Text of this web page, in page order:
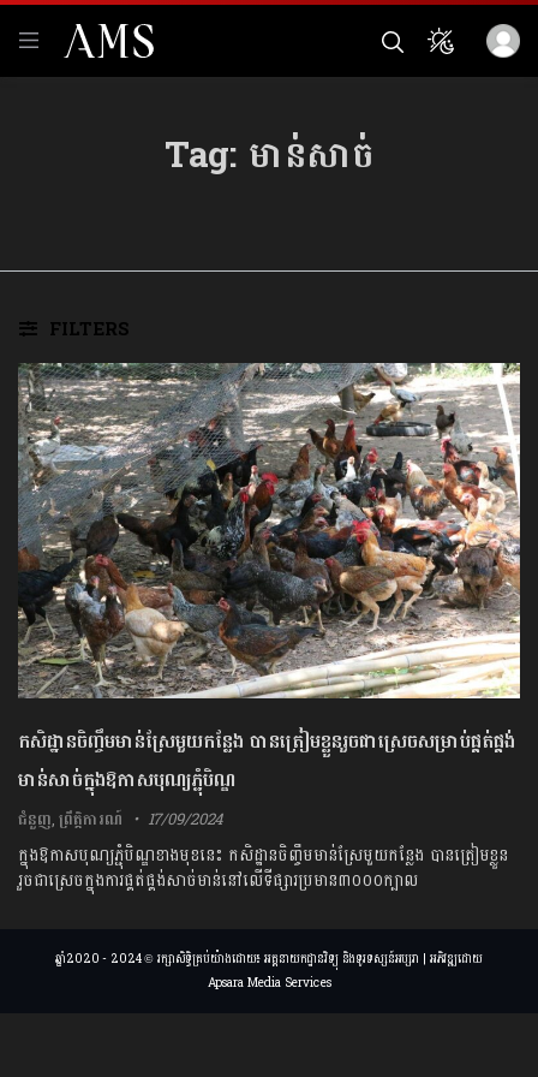
Tag: មាន់សាច់
FILTERS
កសិដ្ឋានចិញ្ចឹមមាន់ស្រែមួយកន្លែង បានត្រៀមខ្លួនរួចជាស្រេចសម្រាប់ផ្គត់ផ្គង់
មាន់សាច់ក្នុងឱកាសបុណ្យភ្ជុំបិណ្ឌ
ជំនួញ,ព្រឹត្តិការណ៍ 17/09/2024
ក្នុងឱកាសបុណ្យភ្ជុំបិណ្ឌខាងមុខនេះ កសិដ្ឋានចិញ្ចឹមមាន់ស្រែមួយកន្លែង បានត្រៀមខ្លួន
រួចជាស្រេចក្នុងការផ្គត់ផ្គង់សាច់មាន់នៅលើទីផ្សារប្រមាន៣០០០ក្បាល
ឆ្នាំ2020 - 2024 © រក្សាសិទ្ធិគ្រប់យ៉ាងដោយ៖ អគ្គនាយកដ្ឋានវិទ្យុ និងទូរទស្សន៍អប្សរា | អភិវឌ្ឍដោយ
Apsara Media Services